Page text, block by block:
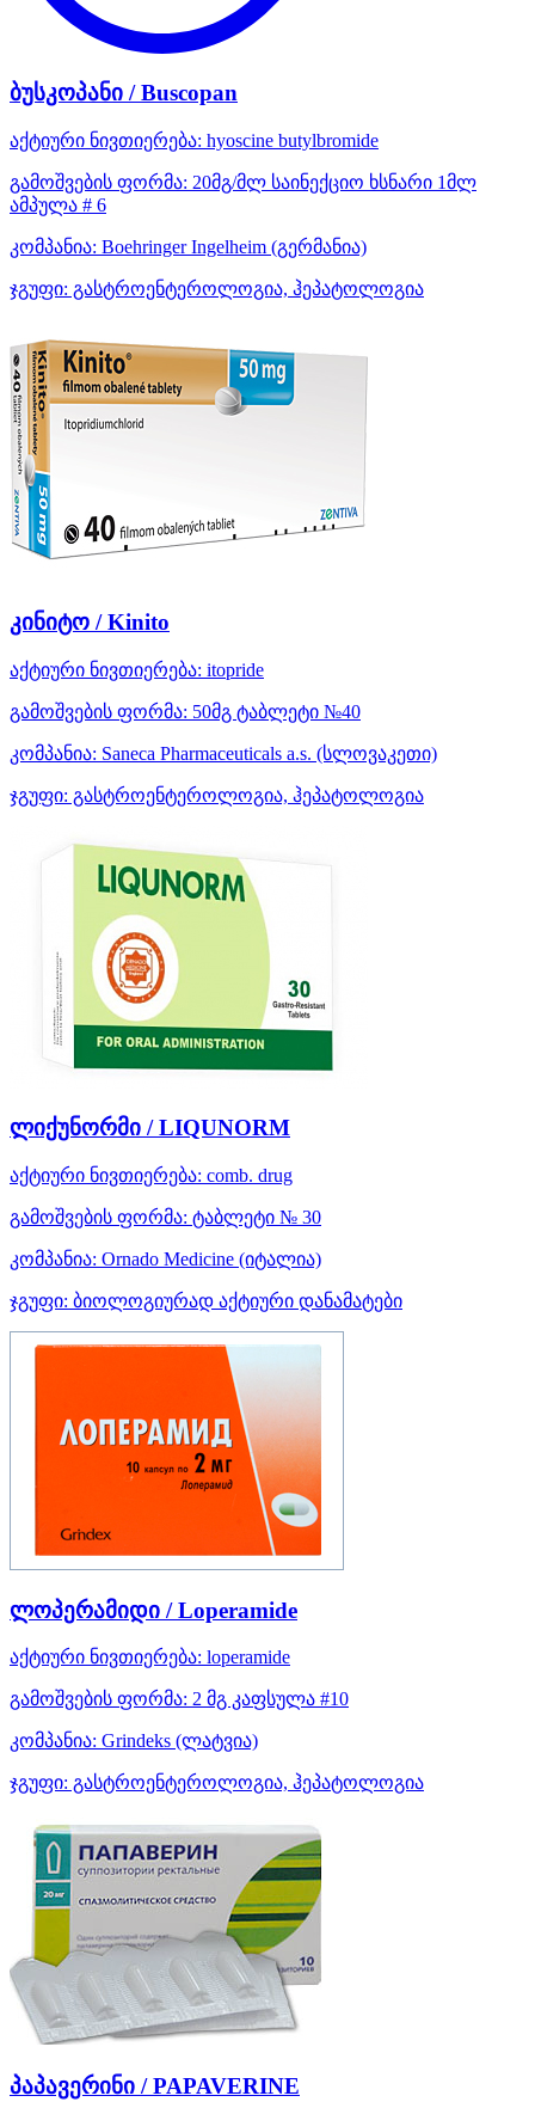
ბუსკოპანი / Buscopan
აქტიური ნივთიერება: hyoscine butylbromide
გამოშვების ფორმა: 20მგ/მლ საინექციო ხსნარი 1მლ
ამპულა # 6
კომპანია: Boehringer Ingelheim (გერმანია)
ჯგუფი: გასტროენტეროლოგია, ჰეპატოლოგია
კინიტო / Kinito
აქტიური ნივთიერება: itopride
გამოშვების ფორმა: 50მგ ტაბლეტი №40
კომპანია: Saneca Pharmaceuticals a.s. (სლოვაკეთი)
ჯგუფი: გასტროენტეროლოგია, ჰეპატოლოგია
ლიქუნორმი / LIQUNORM
აქტიური ნივთიერება: comb. drug
გამოშვების ფორმა: ტაბლეტი № 30
კომპანია: Ornado Medicine (იტალია)
ჯგუფი: ბიოლოგიურად აქტიური დანამატები
ლოპერამიდი / Loperamide
აქტიური ნივთიერება: loperamide
გამოშვების ფორმა: 2 მგ კაფსულა #10
კომპანია: Grindeks (ლატვია)
ჯგუფი: გასტროენტეროლოგია, ჰეპატოლოგია
პაპავერინი / PAPAVERINE